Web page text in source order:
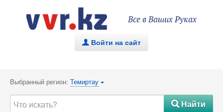
Все в Ваших Руках
. Войти на сайт
Выбранный регион: Темиртау {
#Найти